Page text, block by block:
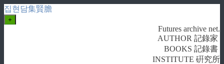
집현담集賢膽
+
Futures archive net.
AUTHOR 記錄家
BOOKS 記錄書
INSTITUTE 硏究所